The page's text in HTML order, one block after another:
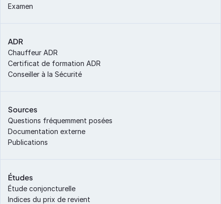
Examen
ADR
Chauffeur ADR
Certificat de formation ADR
Conseiller à la Sécurité
Sources
Questions fréquemment posées
Documentation externe
Publications
Études
Étude conjoncturelle
Indices du prix de revient